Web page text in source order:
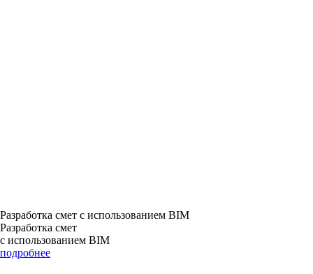
Разработка смет с использованием BIM
Разработка смет
с использованием BIM
подробнее